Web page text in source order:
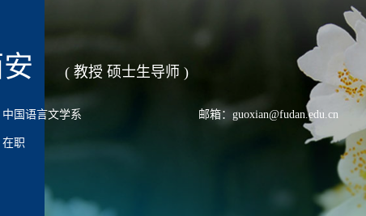
( 教授 硕士生导师 )
国语言文学系
职
邮箱：guoxian@fudan.edu.cn